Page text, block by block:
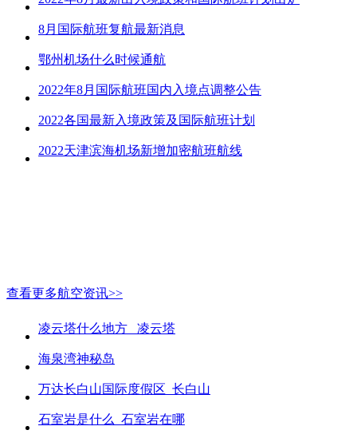
8月国际航班复航最新消息
鄂州机场什么时候通航
2022年8月国际航班国内入境点调整公告
2022各国最新入境政策及国际航班计划
2022天津滨海机场新增加密航班航线
查看更多航空资讯>>
凌云塔什么地方_ 凌云塔
海泉湾神秘岛
万达长白山国际度假区_长白山
石室岩是什么_石室岩在哪